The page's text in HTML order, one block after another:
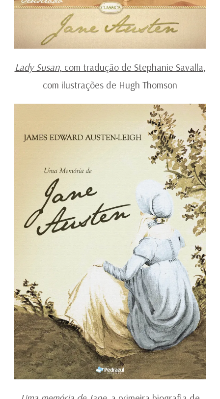
Lady Susan, com tradução de Stephanie Savalla,
com ilustrações de Hugh Thomson